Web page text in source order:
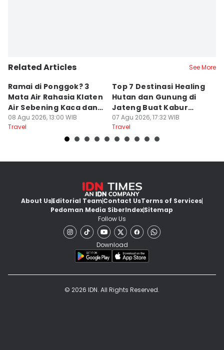
Related Articles See More
Ramai di Ponggok? 3
Mata Air Rahasia Klaten
Air Sebening Kaca dan
Masih Sepi
08 Agu 2026, 13:00 WIB
Travel
Top 7 Destinasi Healing
Hutan dan Gunung di
Jateng Buat Kabur
Sejenak, Under Rp200
Ribu
07 Agu 2026, 17:32 WIB
Travel
About UsEditorial TeamContact UsTerms of Services
Pedoman Media SiberIndexSitemap
Follow Us
Download
© 2026 IDN. All Rights Reserved.